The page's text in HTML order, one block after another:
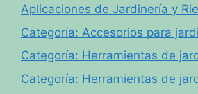
Aplicaciones de Jardinería y
Categoría: Accesorios para
Categoría: Herramientas de
Categoría: Herramientas de